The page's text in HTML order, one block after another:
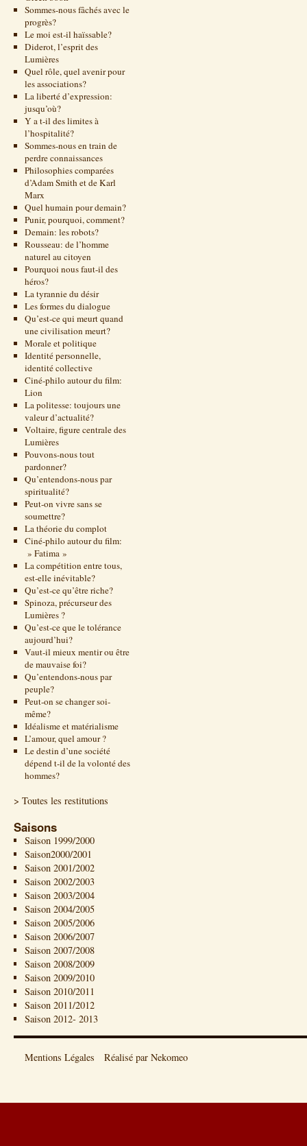
Sommes-nous fâchés avec le
progrès?
Le moi est-il haïssable?
Diderot, l’esprit des
Lumières
Quel rôle, quel avenir pour
les associations?
La liberté d’expression:
jusqu’où?
Y a t-il des limites à
l’hospitalité?
Sommes-nous en train de
perdre connaissances
Philosophies comparées
d’Adam Smith et de Karl
Marx
Quel humain pour demain?
Punir, pourquoi, comment?
Demain: les robots?
Rousseau: de l’homme
naturel au citoyen
Pourquoi nous faut-il des
héros?
La tyrannie du désir
Les formes du dialogue
Qu’est-ce qui meurt quand
une civilisation meurt?
Morale et politique
Identité personnelle,
identité collective
Ciné-philo autour du film:
Lion
La politesse: toujours une
valeur d’actualité?
Voltaire, figure centrale des
Lumières
Pouvons-nous tout
pardonner?
Qu’entendons-nous par
spiritualité?
Peut-on vivre sans se
soumettre?
La théorie du complot
Ciné-philo autour du film:
» Fatima »
La compétition entre tous,
est-elle inévitable?
Qu’est-ce qu’être riche?
Spinoza, précurseur des
Lumières ?
Qu’est-ce que le tolérance
aujourd’hui?
Vaut-il mieux mentir ou être
de mauvaise foi?
Qu’entendons-nous par
peuple?
Peut-on se changer soi-
même?
Idéalisme et matérialisme
L’amour, quel amour ?
Le destin d’une société
dépend t-il de la volonté des
hommes?
> Toutes les restitutions
Saisons
Saison 1999/2000
Saison2000/2001
Saison 2001/2002
Saison 2002/2003
Saison 2003/2004
Saison 2004/2005
Saison 2005/2006
Saison 2006/2007
Saison 2007/2008
Saison 2008/2009
Saison 2009/2010
Saison 2010/2011
Saison 2011/2012
Saison 2012- 2013
Mentions Légales Réalisé par Nekomeo